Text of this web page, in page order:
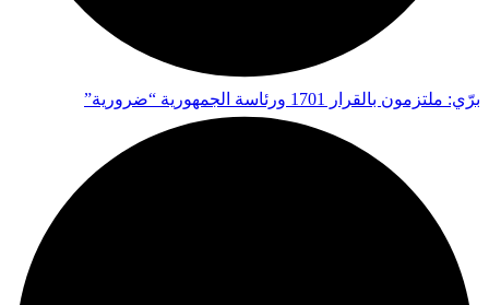
برّي: ملتزمون بالقرار 1701 ورئاسة الجمهورية “ضرورية”